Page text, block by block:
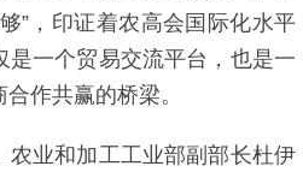
”，印证着农高会国际化水平
是一个贸易交流平台，也是一
作共赢的桥梁。
农业和加工工业部副部长杜伊